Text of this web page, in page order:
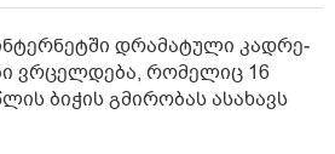
დრა­მა­ტუ­ლი კად­რე­
ვრცელდება, რომელიც 16
ბიჭის გმირობას ასახავს